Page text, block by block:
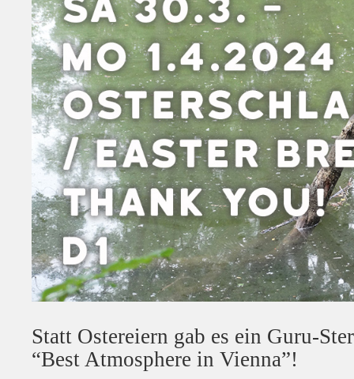
Statt Ostereiern gab es ein Guru-
“Best Atmosphere in Vienna”!